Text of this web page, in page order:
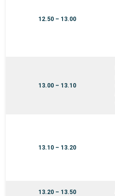
12.50 – 13.00
13.00 – 13.10
13.10 – 13.20
13.20 – 13.50